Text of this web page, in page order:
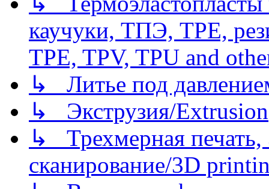
каучуки, ТПЭ, TPE,
TPE, TPV, TPU and
↳ Литье под
↳ Экструзия/Extrusion
↳ Трехмерная
сканирование/3D